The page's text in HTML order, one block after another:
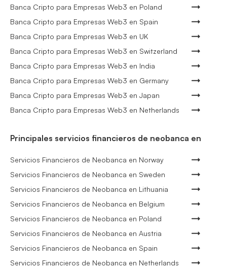
Banca Cripto para Empresas Web3 en Poland
Banca Cripto para Empresas Web3 en Spain
Banca Cripto para Empresas Web3 en UK
Banca Cripto para Empresas Web3 en Switzerland
Banca Cripto para Empresas Web3 en India
Banca Cripto para Empresas Web3 en Germany
Banca Cripto para Empresas Web3 en Japan
Banca Cripto para Empresas Web3 en Netherlands
Principales servicios financieros de neobanca en
Servicios Financieros de Neobanca en Norway
Servicios Financieros de Neobanca en Sweden
Servicios Financieros de Neobanca en Lithuania
Servicios Financieros de Neobanca en Belgium
Servicios Financieros de Neobanca en Poland
Servicios Financieros de Neobanca en Austria
Servicios Financieros de Neobanca en Spain
Servicios Financieros de Neobanca en Netherlands